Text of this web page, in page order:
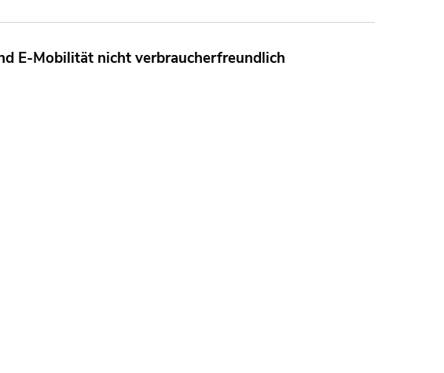
E-Mobilität nicht verbraucherfreundlich